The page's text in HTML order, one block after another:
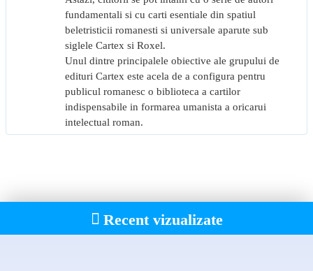
fundamentali si cu carti esentiale din spatiul
beletristicii romanesti si universale aparute sub
siglele Cartex si Roxel.
Unul dintre principalele obiective ale grupului de
edituri Cartex este acela de a configura pentru
publicul romanesc o biblioteca a cartilor
indispensabile in formarea umanista a oricarui
intelectual roman.
Recent vizualizate